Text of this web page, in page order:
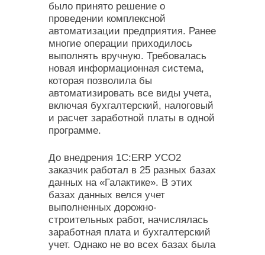
было принято решение о
проведении комплексной
автоматизации предприятия. Ранее
многие операции приходилось
выполнять вручную. Требовалась
новая информационная система,
которая позволила бы
автоматизировать все виды учета,
включая бухгалтерский, налоговый
и расчет заработной платы в одной
программе.
До внедрения 1C:ERP УСО2
заказчик работал в 25 разных базах
данных на «Галактике». В этих
базах данных велся учет
выполненных дорожно-
строительных работ, начислялась
заработная плата и бухгалтерский
учет. Однако не во всех базах была